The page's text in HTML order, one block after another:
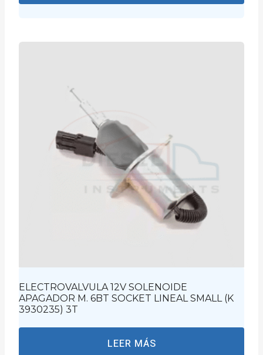
ELECTROVALVULA 12V SOLENOIDE
APAGADOR M. 6BT SOCKET LINEAL SMALL (K
3930235) 3T
LEER MÁS